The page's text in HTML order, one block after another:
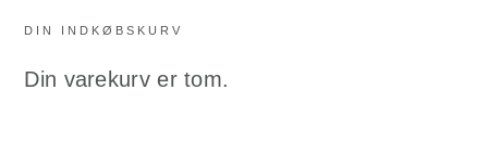
DIN INDKØBSKURV
Din varekurv er tom.